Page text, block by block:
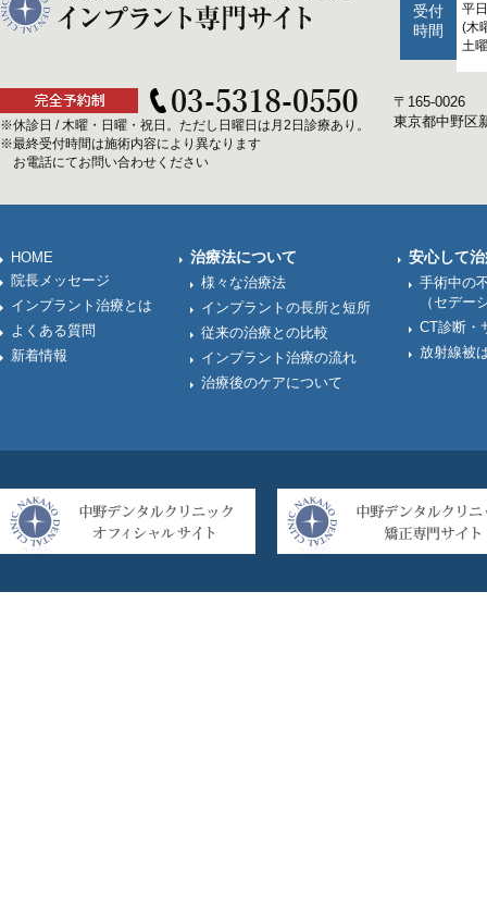
受付
時間
平
(木
土
※休診日 / 木曜・日曜・祝日。ただし日曜日は月2日診療あり。
※最終受付時間は施術内容により異なります
お電話にてお問い合わせください
〒165-0026
東京都中野区
HOME
院長メッセージ
インプラント治療とは
よくある質問
新着情報
治療法について
様々な治療法
インプラントの長所と短所
従来の治療との比較
インプラント治療の流れ
治療後のケアについて
安心して
手術中の
（セデー
CT診断・
放射線被